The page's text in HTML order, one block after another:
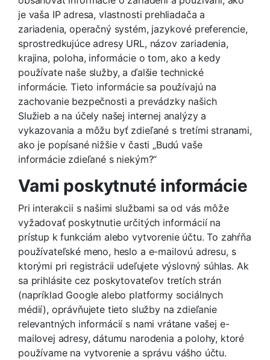
je vaša IP adresa, vlastnosti prehliadača a
zariadenia, operačný systém, jazykové preferencie,
sprostredkujúce adresy URL, názov zariadenia,
krajina, poloha, informácie o tom, ako a kedy
používate naše služby, a ďalšie technické
informácie. Tieto informácie sa používajú na
zachovanie bezpečnosti a prevádzky našich
Služieb a na účely našej internej analýzy a
vykazovania a môžu byť zdieľané s tretími stranami,
ako je popísané nižšie v časti „Budú vaše
informácie zdieľané s niekým?“
Vami poskytnuté informácie
Pri interakcii s našimi službami sa od vás môže
vyžadovať poskytnutie určitých informácií na
prístup k funkciám alebo vytvorenie účtu. To zahŕňa
používateľské meno, heslo a e-mailovú adresu, s
ktorými pri registrácii udeľujete výslovný súhlas. Ak
sa prihlásite cez poskytovateľov tretích strán
(napríklad Google alebo platformy sociálnych
médií), oprávňujete tieto služby na zdieľanie
relevantných informácií s nami vrátane vašej e-
mailovej adresy, dátumu narodenia a polohy, ktoré
používame na vytvorenie a správu vášho účtu.